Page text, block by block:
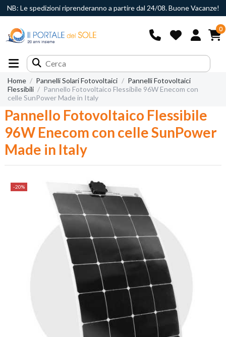
NB: Le spedizioni riprenderanno a partire dal 24/08. Buone Vacanze!
0
Home Pannelli Solari Fotovoltaici
Pannelli Fotovoltaici
Flessibili
Pannello Fotovoltaico Flessibile 96W Enecom con
celle SunPower Made in Italy
Pannello Fotovoltaico Flessibile
96W Enecom con celle SunPower
Made in Italy
-20%